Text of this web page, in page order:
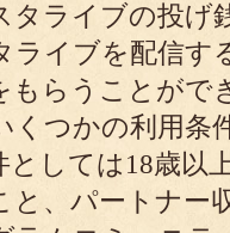
タライブの投げ
ライブを配信す
もらうことがで
くつかの利用条
としては18歳以
と、パートナー